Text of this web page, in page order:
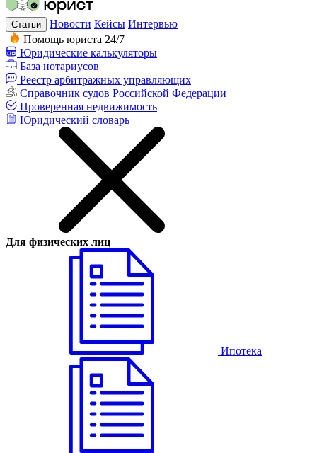
Статьи Новости Кейсы Интервью
Помощь юриста 24/7
Юридические калькуляторы
База нотариусов
Реестр арбитражных управляющих
Справочник судов Российской Федерации
Проверенная недвижимость
Юридический словарь
Для физических лиц
Ипотека